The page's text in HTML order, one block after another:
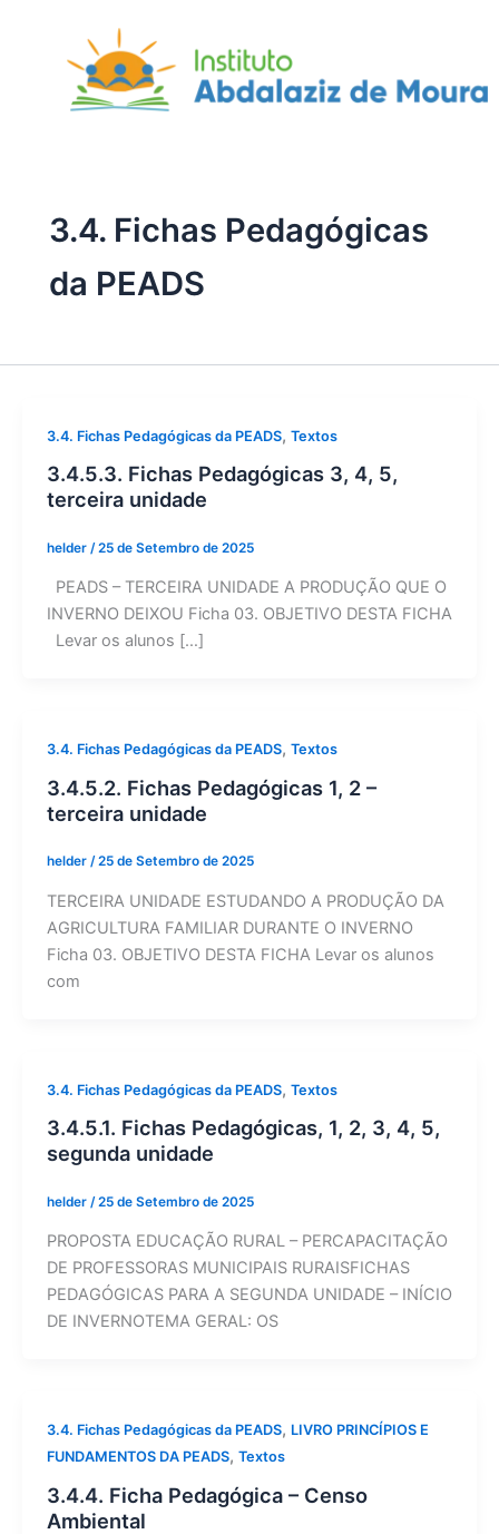
3.4. Fichas Pedagógicas
da PEADS
3.4. Fichas Pedagógicas da PEADS, Textos
3.4.5.3. Fichas Pedagógicas 3, 4, 5,
terceira unidade
helder /25 de Setembro de 2025
PEADS – TERCEIRA UNIDADE A PRODUÇÃO QUE O
INVERNO DEIXOU Ficha 03. OBJETIVO DESTA FICHA
Levar os alunos […]
3.4. Fichas Pedagógicas da PEADS, Textos
3.4.5.2. Fichas Pedagógicas 1, 2 –
terceira unidade
helder /25 de Setembro de 2025
TERCEIRA UNIDADE ESTUDANDO A PRODUÇÃO DA
AGRICULTURA FAMILIAR DURANTE O INVERNO
Ficha 03. OBJETIVO DESTA FICHA Levar os alunos
com
3.4. Fichas Pedagógicas da PEADS, Textos
3.4.5.1. Fichas Pedagógicas, 1, 2, 3, 4, 5,
segunda unidade
helder /25 de Setembro de 2025
PROPOSTA EDUCAÇÃO RURAL – PERCAPACITAÇÃO
DE PROFESSORAS MUNICIPAIS RURAISFICHAS
PEDAGÓGICAS PARA A SEGUNDA UNIDADE – INÍCIO
DE INVERNOTEMA GERAL: OS
3.4. Fichas Pedagógicas da PEADS, LIVRO PRINCÍPIOS E
FUNDAMENTOS DA PEADS, Textos
3.4.4. Ficha Pedagógica – Censo
Ambiental